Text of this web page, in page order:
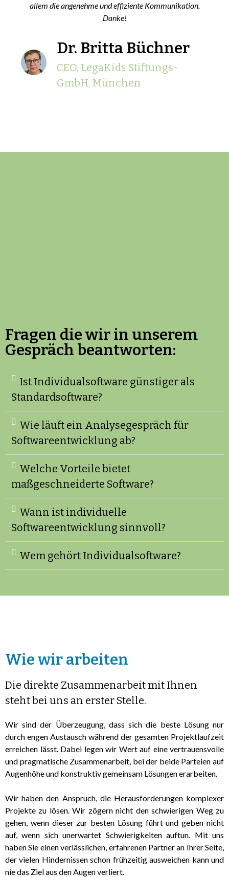
allem die angenehme und effiziente Kommunikation.
Danke!
Dr. Britta Büchner
CEO, LegaKids Stiftungs-
GmbH, München
Fragen die wir in unserem
Gespräch beantworten:
Ist Individualsoftware günstiger als
Standardsoftware?
Wie läuft ein Analysegespräch für
Softwareentwicklung ab?
Welche Vorteile bietet
maßgeschneiderte Software?
Wann ist individuelle
Softwareentwicklung sinnvoll?
Wem gehört Individualsoftware?
Wie wir arbeiten
Die direkte Zusammenarbeit mit Ihnen
steht bei uns an erster Stelle.
Wir sind der Überzeugung, dass sich die beste Lösung nur
durch engen Austausch während der gesamten Projektlaufzeit
erreichen lässt. Dabei legen wir Wert auf eine vertrauensvolle
und pragmatische Zusammenarbeit, bei der beide Parteien auf
Augenhöhe und konstruktiv gemeinsam Lösungen erarbeiten.
Wirhaben den Anspruch, die Herausforderungen komplexer
Projekte zu lösen. Wir zögern nicht den schwierigen Weg zu
gehen, wenn dieser zur besten Lösung führt und geben nicht
auf, wenn sich unerwartet Schwierigkeiten auftun. Mit uns
haben Sie einen verlässlichen, erfahrenen Partner an Ihrer Seite,
der vielen Hindernissen schon frühzeitig ausweichen kann und
nie das Ziel aus den Augen verliert.